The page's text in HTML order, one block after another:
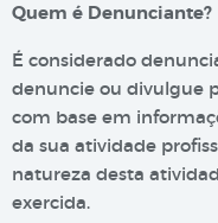
Quem é Denunciante?
É considerado
denuncie ou divulgue
com base em
da sua atividade
natureza desta
exercida.